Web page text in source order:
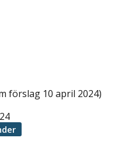
förslag 10 april 2024)